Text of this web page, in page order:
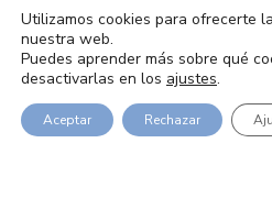
Aviso legal|Política
protección de datos
|
Utilizamos cookies para ofrecerte
nuestra web.
Puedes aprender más sobre qué
desactivarlas en los ajustes.
Aceptar Rechazar